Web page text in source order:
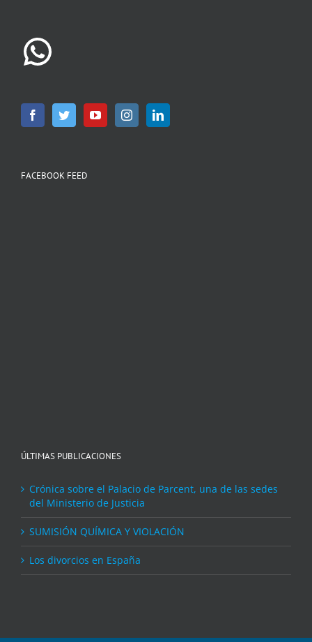
FACEBOOK FEED
ÚLTIMAS PUBLICACIONES
Crónica sobre el Palacio de Parcent, una de las sedes
del Ministerio de Justicia
SUMISIÓN QUÍMICA Y VIOLACIÓN
Los divorcios en España